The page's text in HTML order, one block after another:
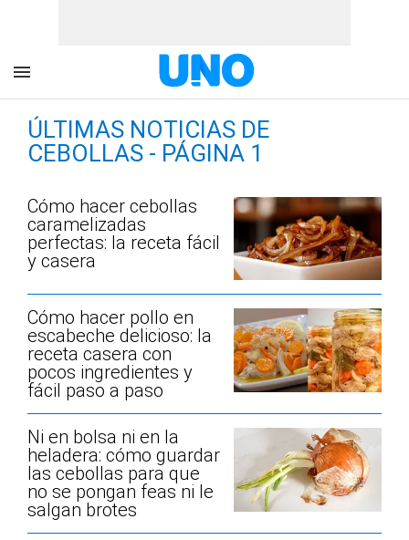
ÚLTIMAS NOTICIAS DE
CEBOLLAS - PÁGINA 1
Cómo hacer cebollas
caramelizadas
perfectas: la receta fácil
y casera
Cómo hacer pollo en
escabeche delicioso: la
receta casera con
pocos ingredientes y
fácil paso a paso
Ni en bolsa ni en la
heladera: cómo guardar
las cebollas para que
no se pongan feas ni le
salgan brotes